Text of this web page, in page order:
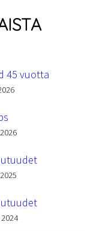
45 vuotta